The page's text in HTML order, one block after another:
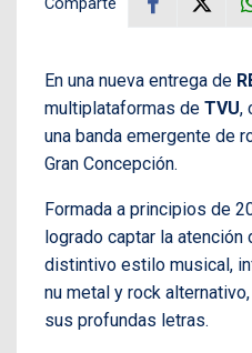
En una nueva entrega de
multiplataformas de TVU,
una banda emergente de
Gran Concepción.
Formada a principios de
logrado captar la
distintivo estilo musical,
nu metal y rock
sus profundas letras.